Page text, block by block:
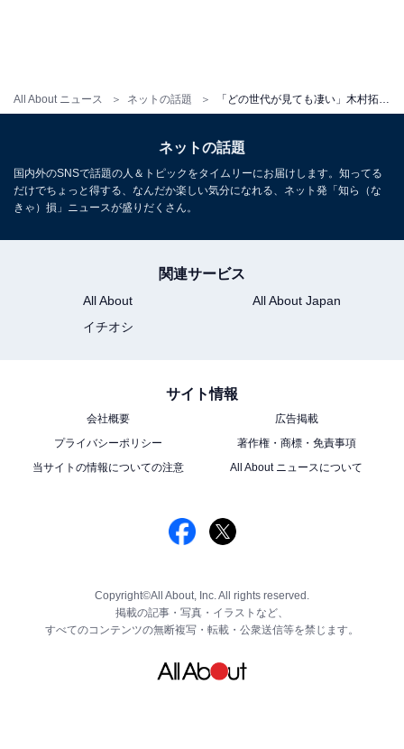
All About ニュース ネットの話題
ネットの話題
国内外のSNSで話題の人＆トピックをタイムリーにお届けします。知ってる
だけでちょっと得する、なんだか楽しい気分になれる、ネット発「知ら（な
きゃ）損」ニュースが盛りだくさん。
関連サービス
All About
All About Japan
イチオシ
サイト情報
会社概要
広告掲載
プライバシーポリシー
著作権・商標・免責事項
当サイトの情報についての注意
All About ニュースについて
Copyright©All About, Inc. All rights reserved.
掲載の記事・写真・イラストなど、
すべてのコンテンツの無断複写・転載・公衆送信等を禁じます。